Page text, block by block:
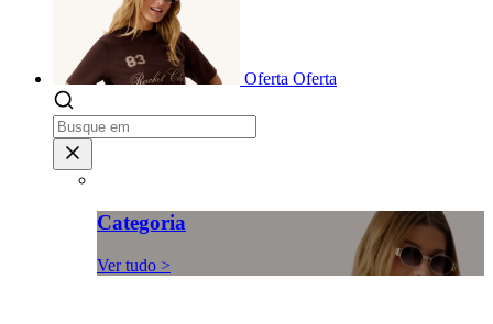
Oferta Oferta
Categoria
Ver tudo >